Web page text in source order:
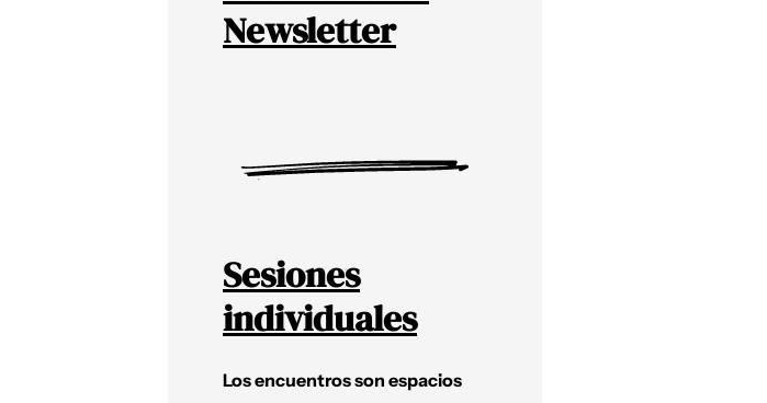
Newsletter
Sesiones
individuales
Los encuentros son espacios